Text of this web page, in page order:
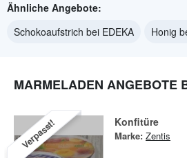
Ähnliche Angebote:
Schokoaufstrich bei EDEKA
Honig
MARMELADEN ANGEBOTE
Verpasst! Konfitüre
Marke: Zentis